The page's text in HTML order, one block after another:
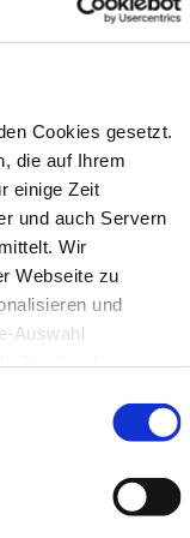
Cookies gesetzt.
die auf Ihrem
einige Zeit
und auch Servern
Wir
Webseite zu
und
Auswahl
verarbeiten.
werden,
hiervor
gibt